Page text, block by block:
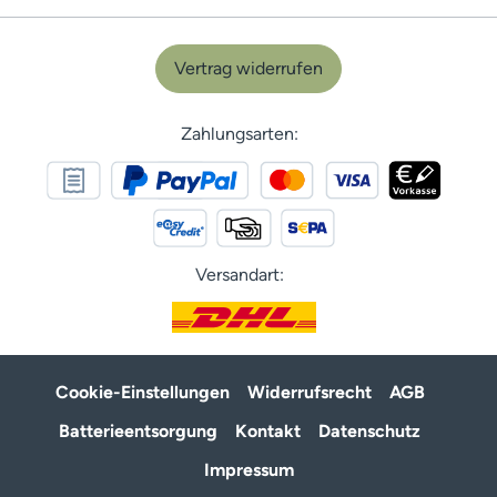
Vertrag widerrufen
Zahlungsarten:
Versandart:
Cookie-Einstellungen Widerrufsrecht
AGB
Batterieentsorgung
Kontakt
Datenschutz
Impressum